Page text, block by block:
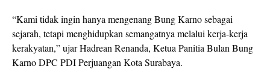
“Kami tidak ingin hanya mengenang Bung Karno sebagai
sejarah, tetapi menghidupkan semangatnya melalui kerja-kerja
kerakyatan,” ujar Hadrean Renanda, Ketua Panitia Bulan Bung
Karno DPC PDI Perjuangan Kota Surabaya.